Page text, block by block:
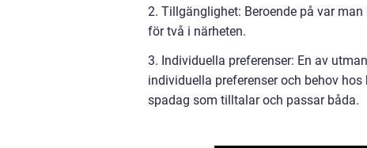
2. Tillgänglighet: Beroende på var
för två i närheten.
3. Individuella preferenser: En av
individuella preferenser och behov
spadag som tilltalar och passar båda.